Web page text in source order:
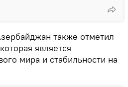
также отметил
является
мира и стабильности на